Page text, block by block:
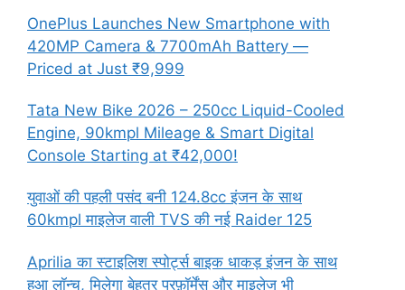
OnePlus Launches New Smartphone with
420MP Camera & 7700mAh Battery —
Priced at Just ₹9,999
Tata New Bike 2026 – 250cc Liquid-Cooled
Engine, 90kmpl Mileage & Smart Digital
Console Starting at ₹42,000!
युवाओं की पहली पसंद बनी 124.8cc इंजन के साथ
60kmpl माइलेज वाली TVS की नई Raider 125
Aprilia का स्टाइलिश स्पोर्ट्स बाइक धाकड़ इंजन के साथ
हुआ लॉन्च, मिलेगा बेहतर परफ़ॉर्मेंस और माइलेज भी